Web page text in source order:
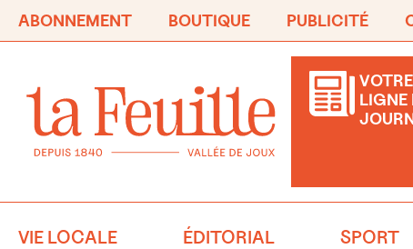
ABONNEMENT BOUTIQUE PUBLICITÉ
LIGNE
VIE LOCALE ÉDITORIAL SPORT